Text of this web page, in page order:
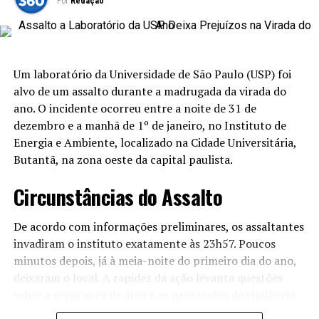
incentiva cinema nacional
Após hours de busca inicial, uma aeronave foi
incorporada às operações e, eventualmente, localizou
um corpo a aproximadamente 15 quilômetros da costa.
Precisamente identificado como sendo de Zanella, o
corpo foi retirado da água e encaminhado para as
autoridades competentes.
Itens da Embarcação Localizados
Durante as buscas, os bombeiros relataram que diversos
itens que aparentavam pertencer à embarcação
Um laboratório da Universidade de São Paulo (USP) foi
alvo de um assalto durante a madrugada da virada do
ano. O incidente ocorreu entre a noite de 31 de
dezembro e a manhã de 1º de janeiro, no Instituto de
Energia e Ambiente, localizado na Cidade Universitária,
Butantã, na zona oeste da capital paulista.
Circunstâncias do Assalto
De acordo com informações preliminares, os assaltantes
invadiram o instituto exatamente às 23h57. Poucos
minutos depois, já à meia-noite do primeiro dia do ano,
deixaram o local. A rapidez da ação levanta questões
estabelecidos pela universidade.